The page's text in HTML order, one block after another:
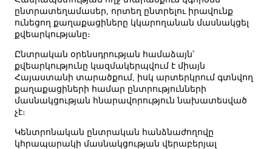
ընտրատեղամասեր, որտեղ ընտրելու իրավունք
ունեցող քաղաքացիները կկարողանան մասնակցել
քվեարկությանը։
Ընտրական օրենսդրության համաձայն՝
քվեարկությունը կազմակերպվում է միայն
Հայաստանի տարածքում, իսկ արտերկրում գտնվող
քաղաքացիների համար ընտրությունների
մասնակցության հնարավորություն նախատեսված
չէ։
Կենտրոնական ընտրական հանձնաժողովը
կհրապարակի մասնակցության վերաբերյալ